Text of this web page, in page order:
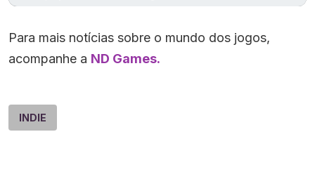
Para mais notícias sobre o mundo dos jogos,
acompanhe a ND Games.
INDIE